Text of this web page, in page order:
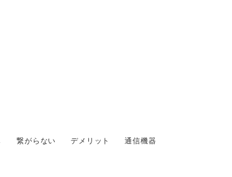
繋がらない デメリット 通信機器